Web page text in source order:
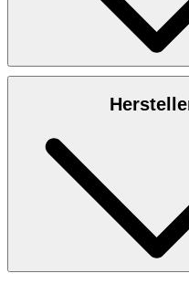
Double-Baumwollstretch aus
Maschinenwäsche bei 30°C